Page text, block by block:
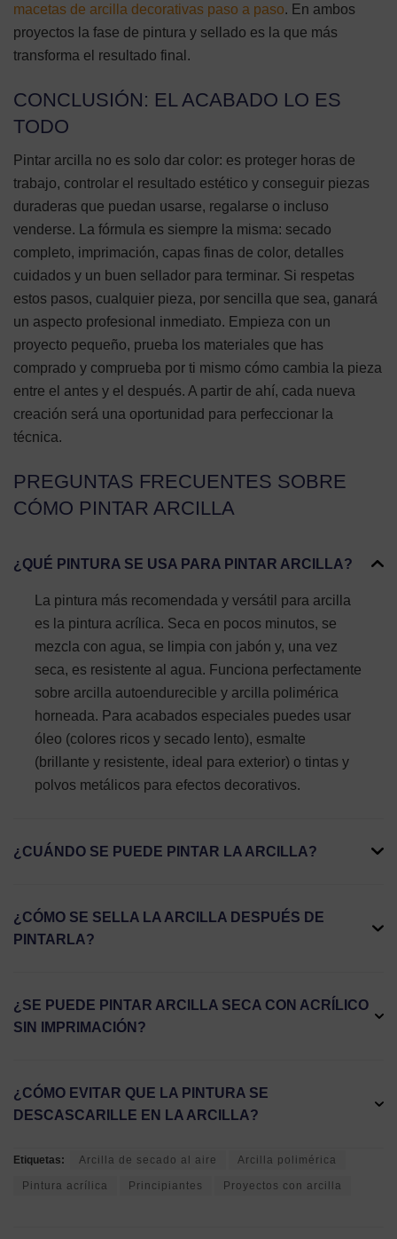
macetas de arcilla decorativas paso a paso. En ambos
proyectos la fase de pintura y sellado es la que más
transforma el resultado final.
CONCLUSIÓN: EL ACABADO LO ES
TODO
Pintar arcilla no es solo dar color: es proteger horas de
trabajo, controlar el resultado estético y conseguir piezas
duraderas que puedan usarse, regalarse o incluso
venderse. La fórmula es siempre la misma: secado
completo, imprimación, capas finas de color, detalles
cuidados y un buen sellador para terminar. Si respetas
estos pasos, cualquier pieza, por sencilla que sea, ganará
un aspecto profesional inmediato. Empieza con un
proyecto pequeño, prueba los materiales que has
comprado y comprueba por ti mismo cómo cambia la pieza
entre el antes y el después. A partir de ahí, cada nueva
creación será una oportunidad para perfeccionar la
técnica.
PREGUNTAS FRECUENTES SOBRE
CÓMO PINTAR ARCILLA
¿QUÉ PINTURA SE USA PARA PINTAR ARCILLA?
La pintura más recomendada y versátil para arcilla
es la pintura acrílica. Seca en pocos minutos, se
mezcla con agua, se limpia con jabón y, una vez
seca, es resistente al agua. Funciona perfectamente
sobre arcilla autoendurecible y arcilla polimérica
horneada. Para acabados especiales puedes usar
óleo (colores ricos y secado lento), esmalte
(brillante y resistente, ideal para exterior) o tintas y
polvos metálicos para efectos decorativos.
¿CUÁNDO SE PUEDE PINTAR LA ARCILLA?
¿CÓMO SE SELLA LA ARCILLA DESPUÉS DE
PINTARLA?
¿SE PUEDE PINTAR ARCILLA SECA CON ACRÍLICO
SIN IMPRIMACIÓN?
¿CÓMO EVITAR QUE LA PINTURA SE
DESCASCARILLE EN LA ARCILLA?
Etiquetas: Arcilla de secado al aire Arcilla polimérica
Pintura acrílica Principiantes Proyectos con arcilla